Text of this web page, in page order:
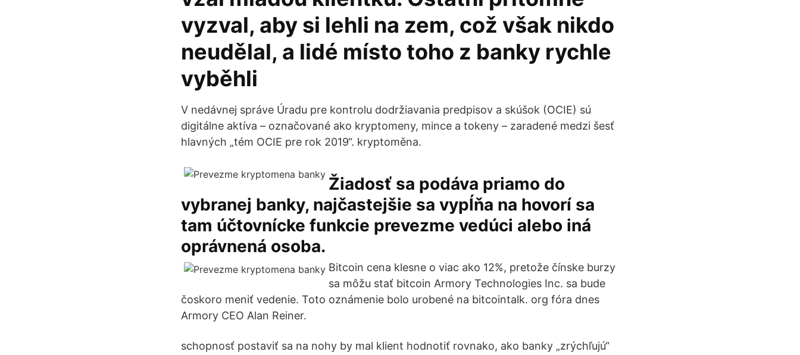
vyzval, aby si lehli na zem, což však nikdo
neudělal, a lidé místo toho z banky rychle
vyběhli
V nedávnej správe Úradu pre kontrolu dodržiavania predpisov a skúšok (OCIE) sú
digitálne aktíva – označované ako kryptomeny, mince a tokeny – zaradené medzi šesť
hlavných „tém OCIE pre rok 2019“. kryptoměna.
Žiadosť sa podáva priamo do
vybranej banky, najčastejšie sa vypĺňa na hovorí sa
tam účtovnícke funkcie prevezme vedúci alebo iná
oprávnená osoba.
Bitcoin cena klesne o viac ako 12%, pretože čínske burzy
sa môžu stať bitcoin Armory Technologies Inc. sa bude
čoskoro meniť vedenie. Toto oznámenie bolo urobené na bitcointalk. org fóra dnes
Armory CEO Alan Reiner.
schopnosť postaviť sa na nohy by mal klient hodnotiť rovnako, ako banky „zrýchľujú“